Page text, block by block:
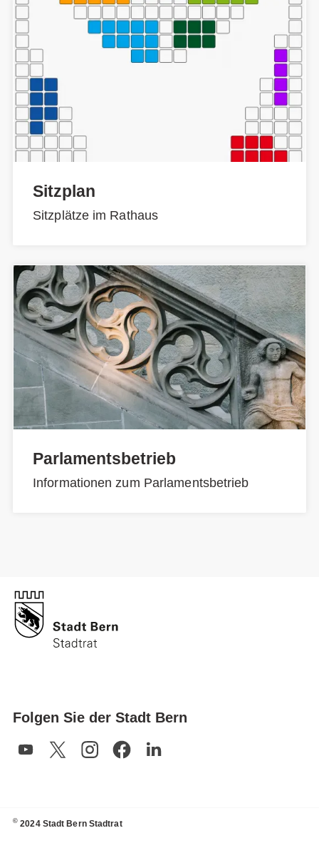
Sitzplan
Sitzplätze im Rathaus
Parlamentsbetrieb
Informationen zum Parlamentsbetrieb
Folgen Sie der Stadt Bern
© 2024 Stadt Bern Stadtrat